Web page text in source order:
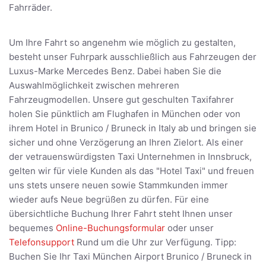
Fahrräder.
Um Ihre Fahrt so angenehm wie möglich zu gestalten,
besteht unser Fuhrpark ausschließlich aus Fahrzeugen der
Luxus-Marke Mercedes Benz. Dabei haben Sie die
Auswahlmöglichkeit zwischen mehreren
Fahrzeugmodellen. Unsere gut geschulten Taxifahrer
holen Sie pünktlich am Flughafen in München oder von
ihrem Hotel in Brunico / Bruneck in Italy ab und bringen sie
sicher und ohne Verzögerung an Ihren Zielort. Als einer
der vetrauenswürdigsten Taxi Unternehmen in Innsbruck,
gelten wir für viele Kunden als das "Hotel Taxi" und freuen
uns stets unsere neuen sowie Stammkunden immer
wieder aufs Neue begrüßen zu dürfen. Für eine
übersichtliche Buchung Ihrer Fahrt steht Ihnen unser
bequemes Online-Buchungsformular oder unser
Telefonsupport Rund um die Uhr zur Verfügung. Tipp:
Buchen Sie Ihr Taxi München Airport Brunico / Bruneck in